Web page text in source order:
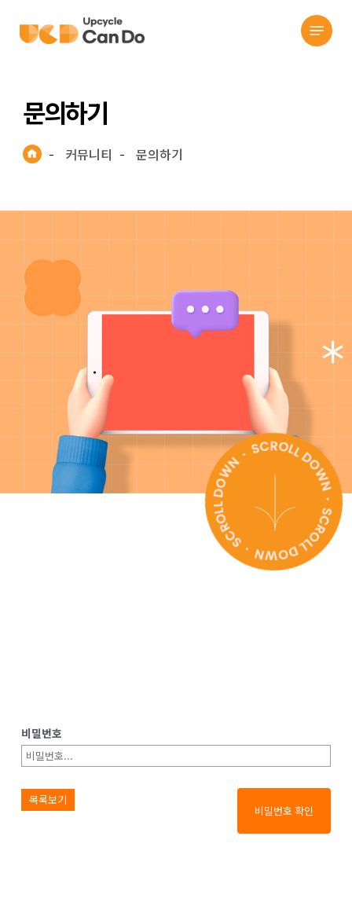
Menu
문의하기
커뮤니티 문의하기
비밀번호
목록보기
비밀번호 확인